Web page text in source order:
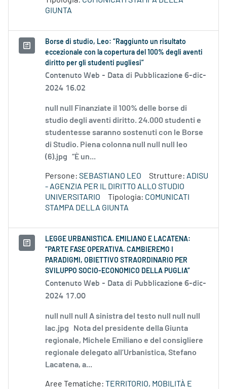
GIUNTA
Borse di studio, Leo: “Raggiunto un risultato
eccezionale con la copertura del 100% degli aventi
diritto per gli studenti pugliesi”
Contenuto Web - Data di Pubblicazione 6-dic-
2024 16.02
null null Finanziate il 100% delle borse di
studio degli aventi diritto. 24.000 studenti e
studentesse saranno sostenuti con le Borse
di Studio. Piena colonna null null null leo
(6).jpg “È un...
Persone: SEBASTIANO LEO Strutture: ADISU
- AGENZIA PER IL DIRITTO ALLO STUDIO
UNIVERSITARIO
Tipologia: COMUNICATI
STAMPA DELLA GIUNTA
LEGGE URBANISTICA. EMILIANO E LACATENA:
“PARTE FASE OPERATIVA. CAMBIEREMO I
PARADIGMI, OBIETTIVO STRAORDINARIO PER
SVILUPPO SOCIO-ECONOMICO DELLA PUGLIA”
Contenuto Web - Data di Pubblicazione 6-dic-
2024 17.00
null null null A sinistra del testo null null null
lac.jpg Nota del presidente della Giunta
regionale, Michele Emiliano e del consigliere
regionale delegato all’Urbanistica, Stefano
Lacatena, a...
Aree Tematiche: TERRITORIO, MOBILITÀ E